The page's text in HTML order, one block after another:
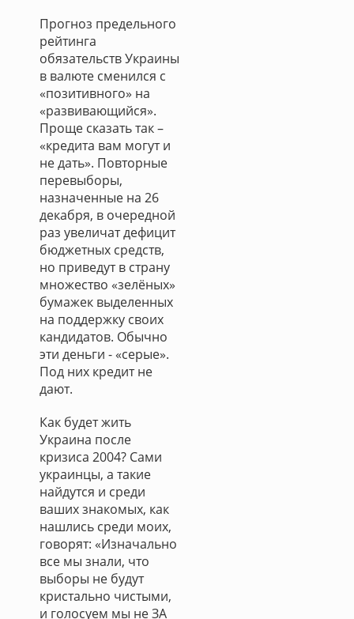
Прогноз предельного
рейтинга
обязательств Украины
в валюте сменился с
«позитивного» на
«развивающийся».
Проще сказать так –
«кредита вам могут и
не дать». Повторные
перевыборы,
назначенные на 26
декабря, в очередной
раз увеличат дефицит
бюджетных средств,
но приведут в страну
множество «зелёных»
бумажек выделенных
на поддержку своих
кандидатов. Обычно
эти деньги - «серые».
Под них кредит не
дают.
Как будет жить
Украина после
кризиса 2004? Сами
украинцы, а такие
найдутся и среди
ваших знакомых, как
нашлись среди моих,
говорят: «Изначально
все мы знали, что
выборы не будут
кристально чистыми,
и голосуем мы не ЗА